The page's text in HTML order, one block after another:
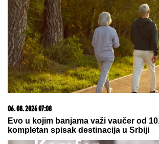
Ovako danas
BLIZNAKINJE I
Mirke i Rodžera
gledaju na koga liče!
zarađuju DŽEPERAC
milijarder: "Neka
pada sa neba"